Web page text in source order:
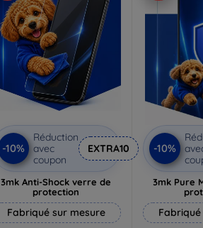
-10%
Réduction
avec
coupon
EXTRA10
3mk Anti-Shock verre de
protection
Fabriqué sur mesure
-10%
3mk Pure